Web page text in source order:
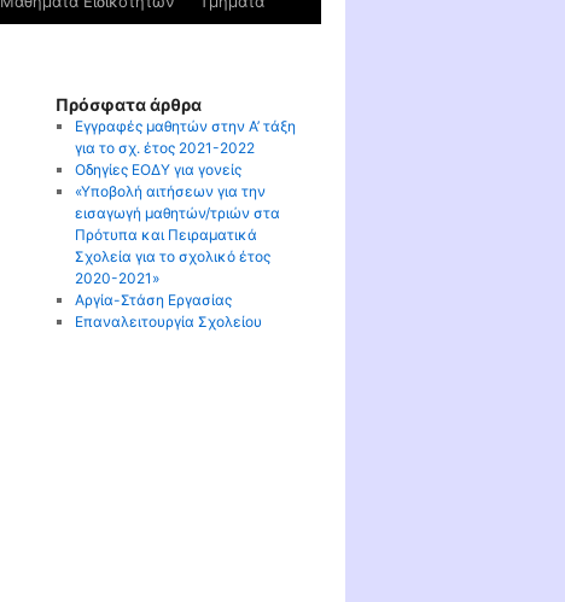
Πρόσφατα άρθρα
Εγγραφές μαθητών στην Α’ τάξη
για το σχ. έτος 2021-2022
Οδηγίες ΕΟΔΥ για γονείς
«Υποβολή αιτήσεων για την
εισαγωγή μαθητών/τριών στα
Πρότυπα και Πειραματικά
Σχολεία για το σχολικό έτος
2020-2021»
Αργία-Στάση Εργασίας
Επαναλειτουργία Σχολείου